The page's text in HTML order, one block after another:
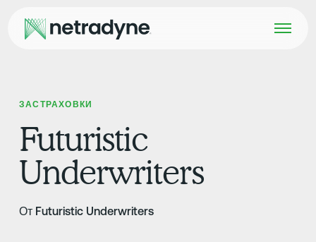
ЗАСТРАХОВКИ
Futuristic
Underwriters
От Futuristic Underwriters